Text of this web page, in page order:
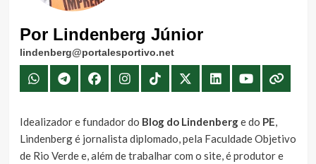
Por Lindenberg Júnior
lindenberg@portalesportivo.net
Idealizador e fundador do Blog do Lindenberge do PE,
Lindenberg é jornalista diplomado, pela Faculdade Objetivo
de Rio Verde e, além de trabalhar com o site, é produtor e